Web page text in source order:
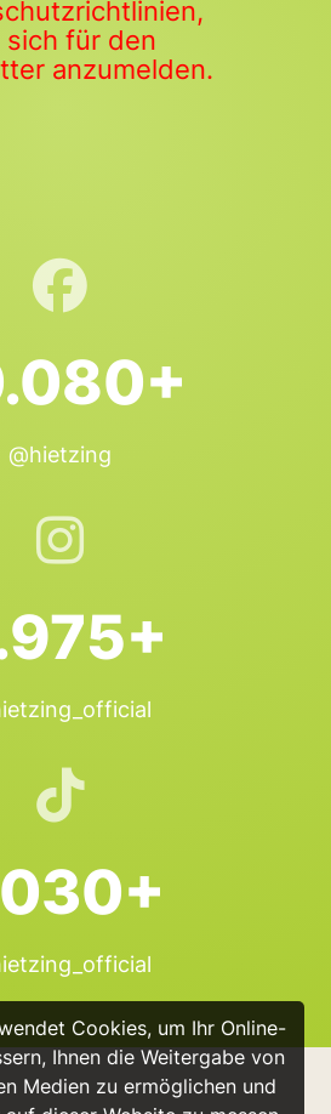
Cookies, um Ihr Online-
Ihnen die Weitergabe von
Medien zu ermöglichen und
sich für den
anzumelden.
@hietzing